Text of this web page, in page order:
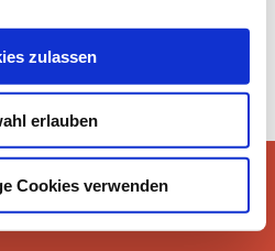
zulassen
erlauben
Cookies verwenden
©2021 erLESEN